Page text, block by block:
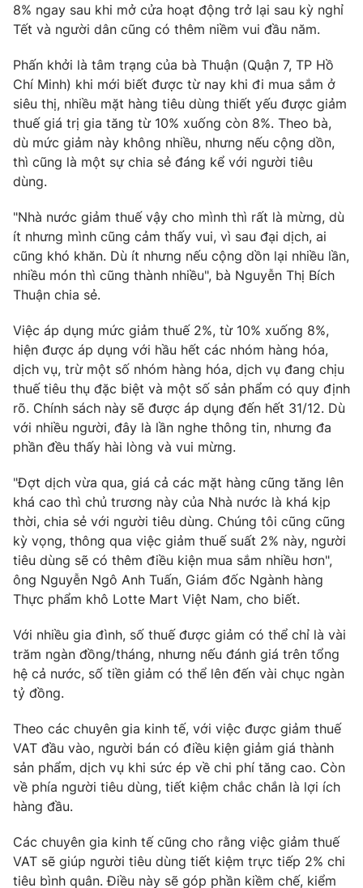
Thị trường 24h Tấm lòng Việt
VTV4 Vươn mình bằng AI
VTV9 VTV8
Liên hệ tòa soạn English
THỜI BÁO VTV
Theo dõi báo trên
Cơ quan chủ quản:Đài Truyền hình Việt Nam
Cơ quan báo chí:Thời báo VTV
Giấy phép hoạt động báo in và báo điện tử số 483/GP-BTTTT
cấp ngày 29/12/2023
Tổng Biên tập:
Vũ Thanh Thủy
Phó Tổng Biên tập:Nguyễn Thị Mỹ Hạnh, Phạm Quốc Thắng,
Nguyễn Trọng Ninh
Tổng đài VTV:024.38 355 931 - 024.38 355 932
Ðiện thoại Thời báo VTV:024.66 897 897
Email:toasoan@vtv.vn
Liên hệ quảng cáo:024-7300.7108
® Cấm sao chép dưới mọi hình thức nếu không có sự chấp
thuận bằng văn bản. Ghi rõ nguồn VTV.vn khi phát hành lại
thông tin từ website này.
8% ngay sau khi mở cửa hoạt động trở lại sau kỳ nghỉ
Tết và người dân cũng có thêm niềm vui đầu năm.
Phấn khởi là tâm trạng của bà Thuận (Quận 7, TP Hồ
Chí Minh) khi mới biết được từ nay khi đi mua sắm ở
siêu thị, nhiều mặt hàng tiêu dùng thiết yếu được giảm
thuế giá trị gia tăng từ 10% xuống còn 8%. Theo bà,
dù mức giảm này không nhiều, nhưng nếu cộng dồn,
thì cũng là một sự chia sẻ đáng kể với người tiêu
dùng.
"Nhà nước giảm thuế vậy cho mình thì rất là mừng, dù
ít nhưng mình cũng cảm thấy vui, vì sau đại dịch, ai
cũng khó khăn. Dù ít nhưng nếu cộng dồn lại nhiều lần,
nhiều món thì cũng thành nhiều", bà Nguyễn Thị Bích
Thuận chia sẻ.
Việc áp dụng mức giảm thuế 2%, từ 10% xuống 8%,
hiện được áp dụng với hầu hết các nhóm hàng hóa,
dịch vụ, trừ một số nhóm hàng hóa, dịch vụ đang chịu
thuế tiêu thụ đặc biệt và một số sản phẩm có quy định
rõ. Chính sách này sẽ được áp dụng đến hết 31/12. Dù
với nhiều người, đây là lần nghe thông tin, nhưng đa
phần đều thấy hài lòng và vui mừng.
"Đợt dịch vừa qua, giá cả các mặt hàng cũng tăng lên
khá cao thì chủ trương này của Nhà nước là khá kịp
thời, chia sẻ với người tiêu dùng. Chúng tôi cũng cũng
kỳ vọng, thông qua việc giảm thuế suất 2% này, người
tiêu dùng sẽ có thêm điều kiện mua sắm nhiều hơn",
ông Nguyễn Ngô Anh Tuấn, Giám đốc Ngành hàng
Thực phẩm khô Lotte Mart Việt Nam, cho biết.
Với nhiều gia đình, số thuế được giảm có thể chỉ là vài
trăm ngàn đồng/tháng, nhưng nếu đánh giá trên tổng
hệ cả nước, số tiền giảm có thể lên đến vài chục ngàn
tỷ đồng.
Theo các chuyên gia kinh tế, với việc được giảm thuế
VAT đầu vào, người bán có điều kiện giảm giá thành
sản phẩm, dịch vụ khi sức ép về chi phí tăng cao. Còn
về phía người tiêu dùng, tiết kiệm chắc chắn là lợi ích
hàng đầu.
Các chuyên gia kinh tế cũng cho rằng việc giảm thuế
VAT sẽ giúp người tiêu dùng tiết kiệm trực tiếp 2% chi
tiêu bình quân. Điều này sẽ góp phần kiềm chế, kiểm